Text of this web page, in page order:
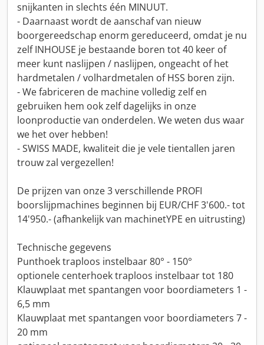
snijkanten in slechts één MINUUT.
- Daarnaast wordt de aanschaf van nieuw
boorgereedschap enorm gereduceerd, omdat je nu
zelf INHOUSE je bestaande boren tot 40 keer of
meer kunt naslijpen / naslijpen, ongeacht of het
hardmetalen / volhardmetalen of HSS boren zijn.
- We fabriceren de machine volledig zelf en
gebruiken hem ook zelf dagelijks in onze
loonproductie van onderdelen. We weten dus waar
we het over hebben!
- SWISS MADE, kwaliteit die je vele tientallen jaren
trouw zal vergezellen!
De prijzen van onze 3 verschillende PROFI
boorslijpmachines beginnen bij EUR/CHF 3'600.- tot
14'950.- (afhankelijk van machinetYPE en uitrusting)
Technische gegevens
Punthoek traploos instelbaar 80° - 150°
optionele centerhoek traploos instelbaar tot 180
Klauwplaat met spantangen voor boordiameters 1 -
6,5 mm
Klauwplaat met spantangen voor boordiameters 7 -
20 mm